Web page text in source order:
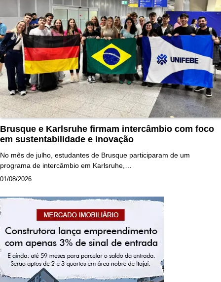
Brusque e Karlsruhe firmam intercâmbio com foco
em sustentabilidade e inovação
No mês de julho, estudantes de Brusque participaram de um
programa de intercâmbio em Karlsruhe,…
01/08/2026